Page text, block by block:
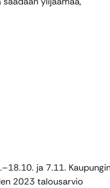
ja 7.11.
2023 talousarvio